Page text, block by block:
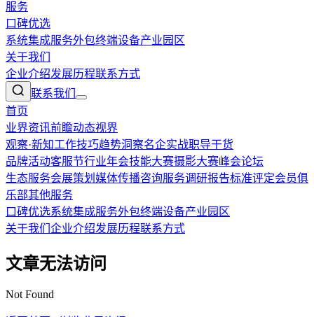
服务
口碑优选
系统集成服务外包终端设备产业园区
关于我们
企业介绍发展历程联系方式
联系我们
首页
业界资讯前瞻动态视界
观察·新知工作技巧趋势洞察名企实战职导干货
品牌活动客服节行业年会技能大赛摄影大赛峰会论坛
生态服务会展策划 媒体传播咨询服务调研报告标准评定会员俱
乐部其他服务
口碑优选系统集成服务外包终端设备产业园区
关于我们 企业介绍发展历程联系方式
文章无法访问
Not Found